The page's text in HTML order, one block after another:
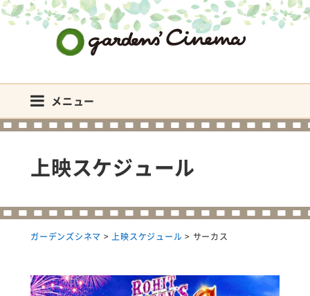
メニュー
上映スケジュール
ガーデンズシネマ >上映スケジュール > サーカス